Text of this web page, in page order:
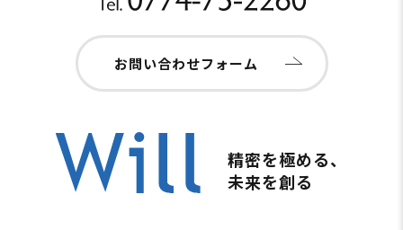
精密を極める、
未来を創る
お問い合わせフォーム